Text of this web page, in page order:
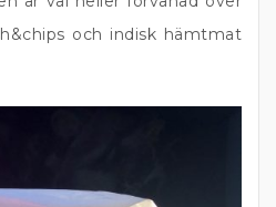
och indisk hämtmat